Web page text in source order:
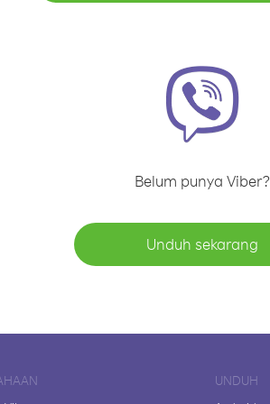
Belum punya Viber?
Unduh sekarang
UNDUH